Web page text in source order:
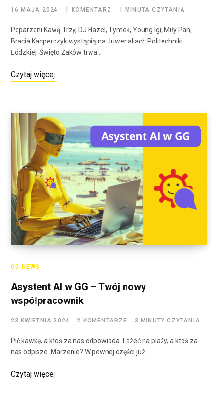
16 MAJA 2024 1 KOMENTARZ 1 MINUTA CZYTANIA
Poparzeni Kawą Trzy, DJ Hazel, Tymek, Young Igi, Miły Pan,
Bracia Kacperczyk wystąpią na Juwenaliach Politechniki
Łódzkiej. Święto Żaków trwa…
Czytaj więcej
GG NEWS
Asystent AI w GG – Twój nowy
współpracownik
23 KWIETNIA 2024 2 KOMENTARZE 3 MINUTY CZYTANIA
Pić kawkę, a ktoś za nas odpowiada. Leżeć na plaży, a ktoś za
nas odpisze. Marzenie? W pewnej części już…
Czytaj więcej